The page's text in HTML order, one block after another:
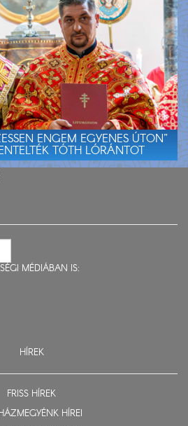
ENGEM EGYENES ÚTON”
TÓTH LÓRÁNTOT
MÉDIÁBAN IS:
HÍREK
FRISS HÍREK
HÍREI